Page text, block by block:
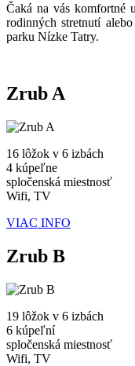
Čaká na vás komfortné
rodinných stretnutí
parku Nízke Tatry.
Zrub A
16 lôžok v 6 izbách
4 kúpeľne
spločenská miestnosť
Wifi, TV
VIAC INFO
Zrub B
19 lôžok v 6 izbách
6 kúpeľní
spločenská miestnosť
Wifi, TV